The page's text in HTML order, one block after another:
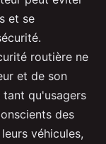
et se
routière ne
et de son
qu'usagers
des
véhicules,